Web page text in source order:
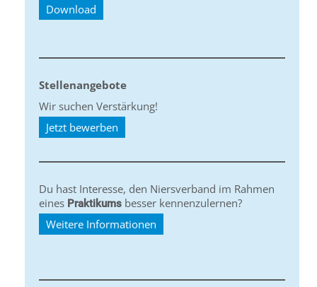
Download
Stellenangebote
Wir suchen Verstärkung!
Jetzt bewerben
Du hast Interesse, den Niersverband im Rahmen
eines Praktikums besser kennenzulernen?
Weitere Informationen